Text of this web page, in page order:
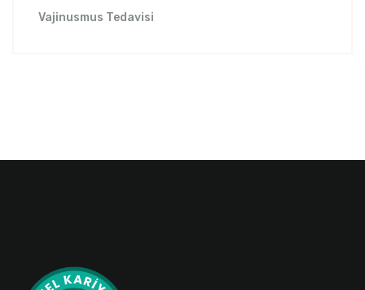
Vajinusmus Tedavisi